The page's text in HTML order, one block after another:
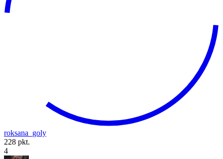
roksana_goly
228 pkt.
4